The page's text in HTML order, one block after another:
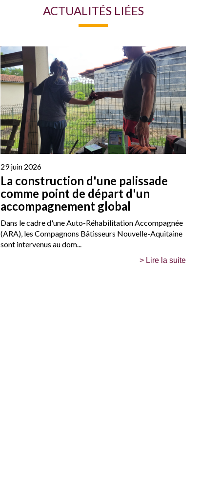
ACTUALITÉS LIÉES
29 juin 2026
La construction d'une palissade
comme point de départ d'un
accompagnement global
Dans le cadre d'une Auto-Réhabilitation Accompagnée
(ARA), les Compagnons Bâtisseurs Nouvelle-Aquitaine
sont intervenus au dom...
> Lire la suite